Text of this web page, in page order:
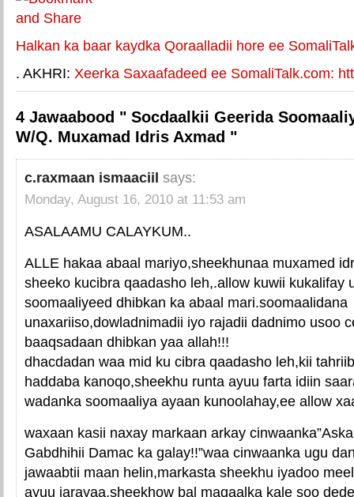
Halkan ka baar kaydka Qoraalladii hore ee
. AKHRI: Xeerka Saxaafadeed ee SomaliTalk.com:
4 Jawaabood " Socdaalkii Geerida
W/Q. Muxamad Idris Axmad "
c.raxmaan ismaaciil says:
Monday, August 16, 2010 at 11:53 am
ASALAAMU CALAYKUM..
ALLE hakaa abaal mariyo,sheekhunaa muxamed
sheeko kucibra qaadasho leh,.allow kuwii kukalifay
soomaaliyeed dhibkan ka abaal mari.soomaalidana
unaxariiso,dowladnimadii iyo rajadii dadnimo usoo
baaqsadaan dhibkan yaa allah!!!
dhacdadan waa mid ku cibra qaadasho leh,kii
haddaba kanoqo,sheekhu runta ayuu farta idiin
wadanka soomaaliya ayaan kunoolahay,ee allow
waxaan kasii naxay markaan arkay
Gabdhihii Damac ka galay!!”waa cinwaanka ugu
jawaabtii maan helin,markasta sheekhu iyadoo
ayuu jarayaa,sheekhow bal maqaalka kale soo